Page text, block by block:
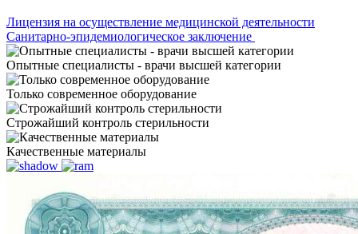
Лицензия на осуществление медицинской деятельности
Санитарно-эпидемиологическое заключение
Опытные специалисты - врачи высшей категории
Только современное оборудование
Строжайший контроль стерильности
Качественные материалы